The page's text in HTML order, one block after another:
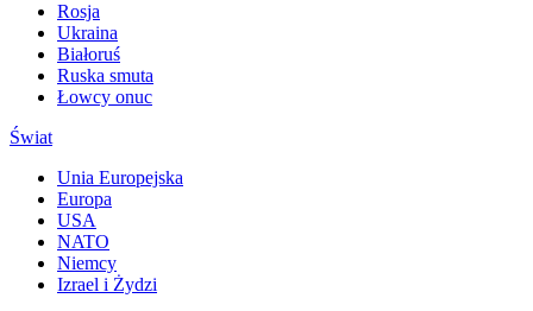
Rosja
Ukraina
Białoruś
Ruska smuta
Łowcy onuc
Świat
Unia Europejska
Europa
USA
NATO
Niemcy
Izrael i Żydzi